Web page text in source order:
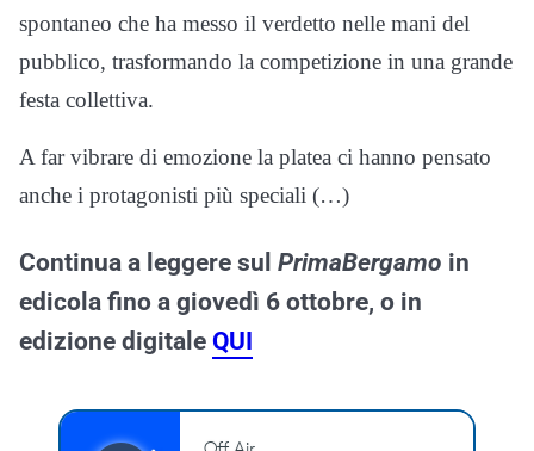
spontaneo che ha messo il verdetto nelle mani del
pubblico, trasformando la competizione in una grande
festa collettiva.
A far vibrare di emozione la platea ci hanno pensato
anche i protagonisti più speciali (…)
Continua a leggere sul PrimaBergamo in
edicola fino a giovedì 6 ottobre, o in
edizione digitale QUI